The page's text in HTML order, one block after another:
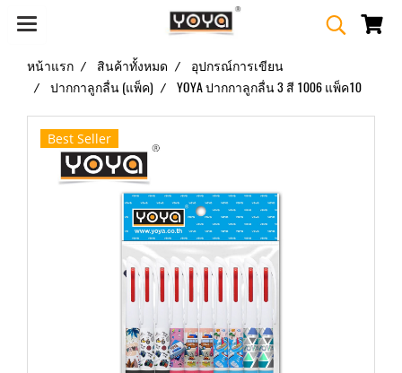
หน้าแรก สินค้าทั้งหมด
อุปกรณ์การเขียน
ปากกาลูกลื่น (แพ็ค)
YOYA ปากกาลูกลื่น 3 สี 1006 แพ็ค10
Best Seller